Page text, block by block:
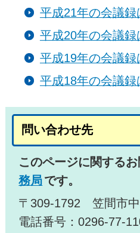
平成21年の会議録
平成20年の会議録
平成19年の会議録
平成18年の会議録
問い合わせ先
このページに関する
務局です。
〒309-1792 笠間市
電話番号：0296-77-